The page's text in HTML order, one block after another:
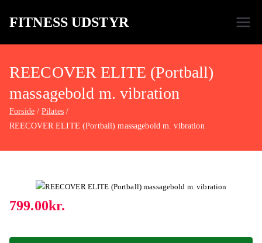
FITNESS UDSTYR
REECOVER ELITE (Portball)
massagebold m. vibration
Forside
Pilates
REECOVER ELITE (Portball) massagebold m. vibration
799.00kr.